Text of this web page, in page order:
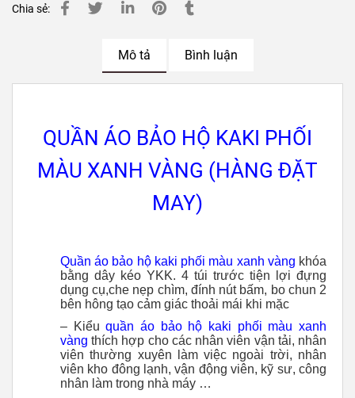
Chia sẻ:
Mô tả Bình luận
QUẦN ÁO BẢO HỘ KAKI PHỐI
MÀU XANH VÀNG (HÀNG ĐẶT
MAY)
Quần áo bảo hộ kaki phối màu xanh vàng khóa
bằng dây kéo YKK. 4 túi trước tiện lợi đựng
dụng cụ,che nẹp chìm, đính nút bấm, bo chun 2
bên hông tạo cảm giác thoải mái khi mặc
– Kiểuquần áo bảo hộ kaki phối màu xanh
vàng thích hợp cho các nhân viên vận tải, nhân
viên thường xuyên làm việc ngoài trời, nhân
viên kho đông lạnh, vận động viên, kỹ sư, công
nhân làm trong nhà máy …